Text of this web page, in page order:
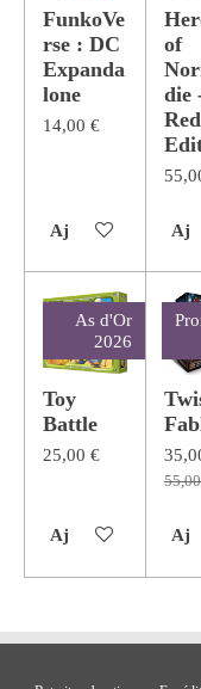
FunkoVe
rse : DC
Expanda
lone
14,00 €
Ajouter au panier
of
die
As d'Or
2026
Toy
Battle
25,00 €
Ajouter au panier